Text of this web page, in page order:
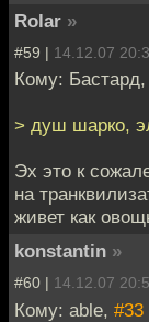
Rolar »
#59 | 14.12.07
Кому: Бастард,
> душ шарко,
Эх это к
на
живет как
konstantin »
#60 | 14.12.07
Кому: able, #33